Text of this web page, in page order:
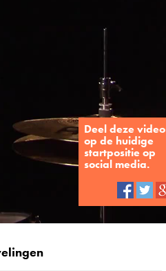
Deel deze video
op de huidige
startpositie op
social media.